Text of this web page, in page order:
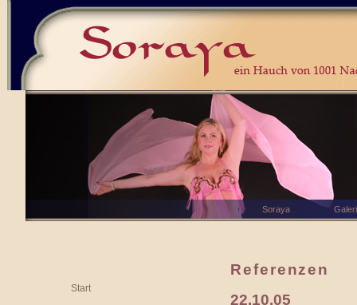
Start
Referenzen
22.10.05
Soraya